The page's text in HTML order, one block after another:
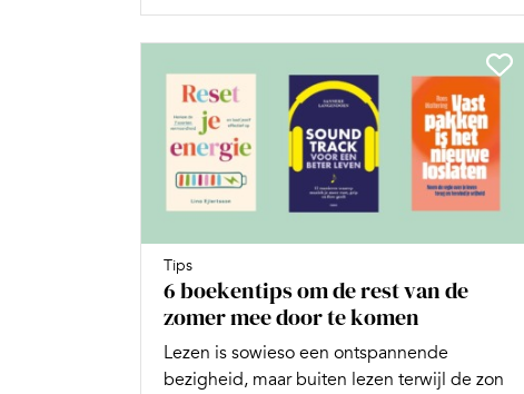
Tips
6 boekentips om de rest van de
zomer mee door te komen
Lezen is sowieso een ontspannende
bezigheid, maar buiten lezen terwijl de zon